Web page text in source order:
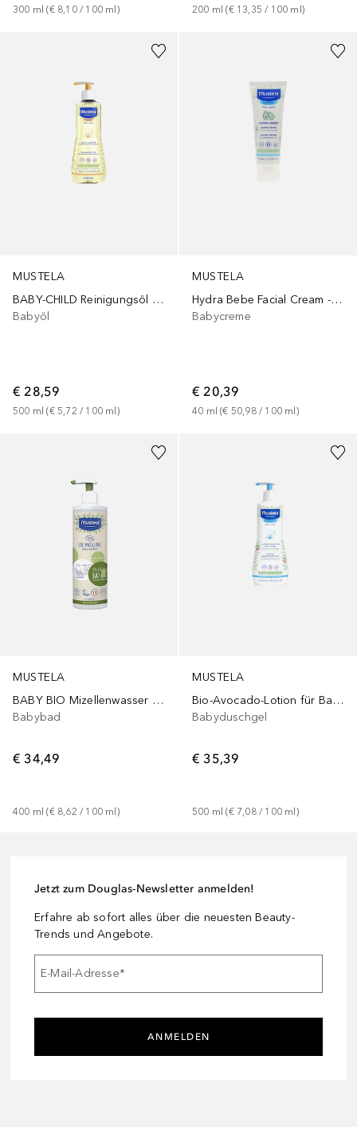
300 ml (€ 8,10 / 100 ml ) 200 ml (€ 13,35 / 100 ml )
MUSTELA
BABY-CHILD Reinigungsöl für trockene Haut
Babyöl
€ 28,59
500 ml (€ 5,72 / 100 ml)
MUSTELA
Hydra Bebe Facial Cream - Normal Skin
Babycreme
€ 20,39
40 ml (€ 50,98 / 100 ml)
MUSTELA
BABY BIO Mizellenwasser ohne Spülen
Babybad
€ 34,49
400 ml (€ 8,62 / 100 ml)
MUSTELA
Bio-Avocado-Lotion für Babys und Kinder
Babyduschgel
€ 35,39
500 ml (€ 7,08 / 100 ml)
Jetzt zum Douglas-Newsletter anmelden!
Erfahre ab sofort alles über die neuesten Beauty-
Trends und Angebote.
E-Mail-Adresse*
ANMELDEN